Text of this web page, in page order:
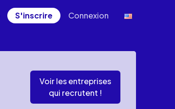
S'inscrire Connexion
Voir les entreprises
qui recrutent !